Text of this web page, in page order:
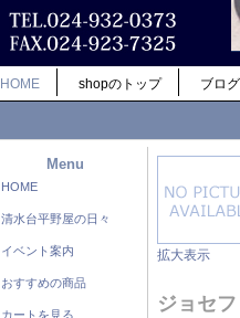
HOME shopのトップ ブロ
Menu
HOME
清水台平野屋の日々
イベント案内
おすすめの商品
カートを見る
拡大表示
ジョセ